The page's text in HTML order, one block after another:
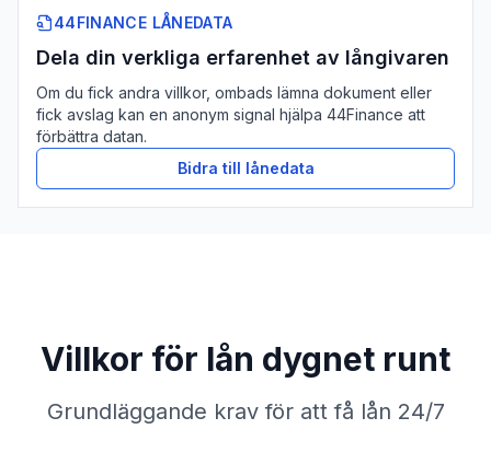
44FINANCE LÅNEDATA
Dela din verkliga erfarenhet av långivaren
Om du fick andra villkor, ombads lämna dokument eller
fick avslag kan en anonym signal hjälpa 44Finance att
förbättra datan.
Bidra till lånedata
Villkor för lån dygnet runt
Grundläggande krav för att få lån 24/7